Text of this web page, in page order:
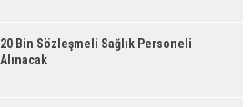
20 Bin Sözleşmeli Sağlık Personeli
Alınacak